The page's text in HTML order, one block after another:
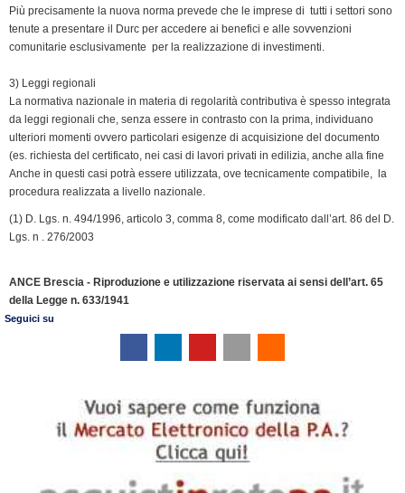
Più precisamente la nuova norma prevede che le imprese di tutti i settori sono
tenute a presentare il Durc per accedere ai benefici e alle sovvenzioni
comunitarie esclusivamente per la realizzazione di investimenti.
3) Leggi regionali
La normativa nazionale in materia di regolarità contributiva è spesso integrata
da leggi regionali che, senza essere in contrasto con la prima, individuano
ulteriori momenti ovvero particolari esigenze di acquisizione del documento
(es. richiesta del certificato, nei casi di lavori privati in edilizia, anche alla fine
Anche in questi casi potrà essere utilizzata, ove tecnicamente compatibile, la
procedura realizzata a livello nazionale.
(1) D. Lgs. n. 494/1996, articolo 3, comma 8, come modificato dall’art. 86 del D.
Lgs. n . 276/2003
ANCE Brescia - Riproduzione e utilizzazione riservata ai sensi dell’art. 65
della Legge n. 633/1941
Seguici su